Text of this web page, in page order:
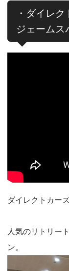
・ダイレ
ジェームス
ダイレクトカー
人気のリトリー
ン。